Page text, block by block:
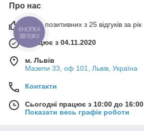
Про нас
100% позитивних з 25 відгуків за рік
Працює з 04.11.2020
м. Львів
Мазепи 33, оф 101, Львів, Україна
Контакти
Сьогодні працює з 10:00 до 16:00
Показати весь графік роботи
КНОПКА
ЗВ'ЯЗКУ